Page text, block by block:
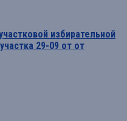
избирательной
29-09 от от